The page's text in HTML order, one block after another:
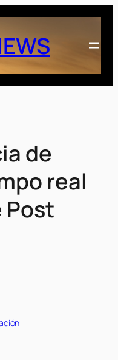
de
real
Post